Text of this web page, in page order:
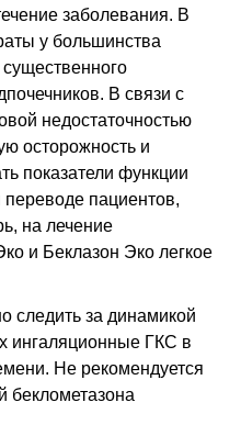
заболевания. В
у большинства
В связи с
недостаточностью
осторожность и
показатели функции
пациентов,
на лечение
и Беклазон Эко легкое
следить за динамикой
ингаляционные ГКС в
Не рекомендуется
беклометазона